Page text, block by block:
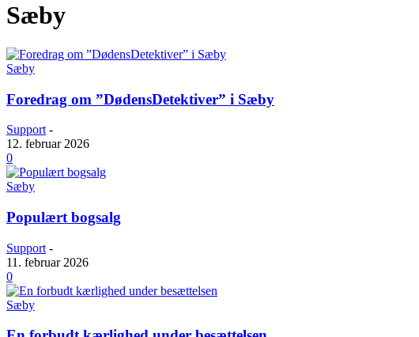
Sæby
Sæby
Foredrag om ”DødensDetektiver” i Sæby
Support -
12. februar 2026
0
Sæby
Populært bogsalg
Support -
11. februar 2026
0
Sæby